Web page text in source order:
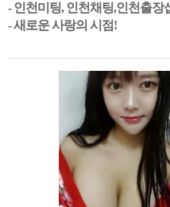
- 인천미팅, 인천채팅,인천출장
- 새로운 사랑의 시점!